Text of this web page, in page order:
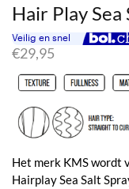
Hair Play Sea
€29,95
Het merk KMS wordt
Hairplay Sea Salt